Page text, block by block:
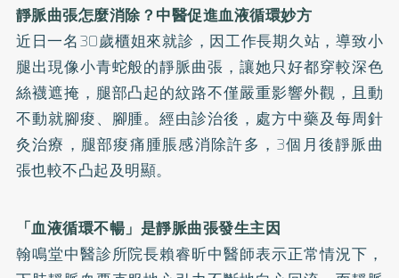
靜脈曲張怎麼消除？中醫促進血液循環妙方
近日一名30歲櫃姐來就診，因工作長期久站，導致小
腿出現像小青蛇般的靜脈曲張，讓她只好都穿較深色
絲襪遮掩，腿部凸起的紋路不僅嚴重影響外觀，且動
不動就腳痠、腳腫。經由診治後，處方中藥及每周針
灸治療，腿部痠痛腫脹感消除許多，3個月後靜脈曲
張也較不凸起及明顯。
「血液循環不暢」是靜脈曲張發生主因
翰鳴堂中醫診所院長賴睿昕中醫師表示正常情況下，